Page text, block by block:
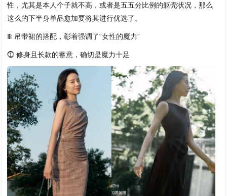
性，尤其是本人个子就不高，或者是五五分比例的躯壳状况，那么
这么的下半身单品愈加要将其进行优选了。
Ⅲ 吊带裙的搭配，彰着强调了“女性的魔力”
⓵ 修身且长款的蓄意，确切是魔力十足